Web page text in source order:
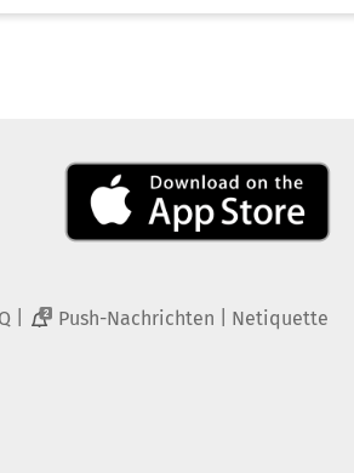
2 Push-Nachrichten Netiquette